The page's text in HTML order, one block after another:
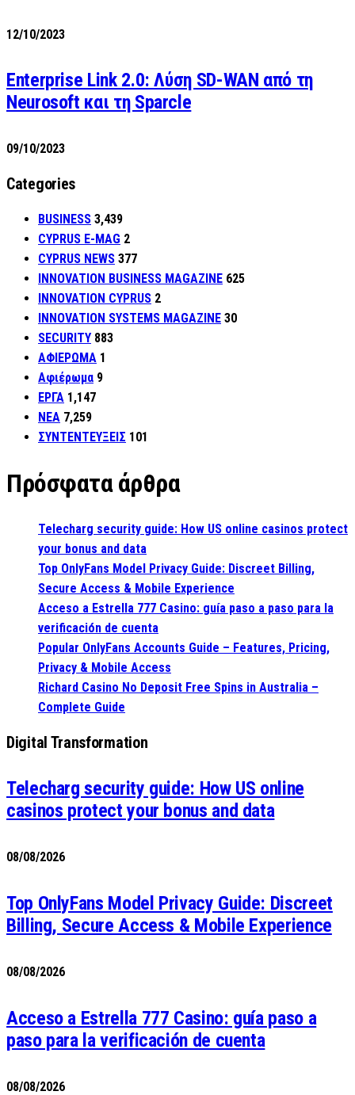
12/10/2023
Enterprise Link 2.0: Λύση SD-WAN από τη
Neurosoft και τη Sparcle
09/10/2023
Categories
BUSINESS 3,439
CYPRUS E-MAG 2
CYPRUS NEWS 377
INNOVATION BUSINESS MAGAZINE 625
INNOVATION CYPRUS 2
INNOVATION SYSTEMS MAGAZINE 30
SECURITY 883
ΑΦΙΕΡΩΜΑ 1
Αφιέρωμα 9
ΕΡΓΑ 1,147
ΝΕΑ 7,259
ΣΥΝΤΕΝΤΕΥΞΕΙΣ 101
Πρόσφατα άρθρα
Telecharg security guide: How US online casinos protect
your bonus and data
Top OnlyFans Model Privacy Guide: Discreet Billing,
Secure Access & Mobile Experience
Acceso a Estrella 777 Casino: guía paso a paso para la
verificación de cuenta
Popular OnlyFans Accounts Guide – Features, Pricing,
Privacy & Mobile Access
Richard Casino No Deposit Free Spins in Australia –
Complete Guide
Digital Transformation
Telecharg security guide: How US online
casinos protect your bonus and data
08/08/2026
Top OnlyFans Model Privacy Guide: Discreet
Billing, Secure Access & Mobile Experience
08/08/2026
Acceso a Estrella 777 Casino: guía paso a
paso para la verificación de cuenta
08/08/2026